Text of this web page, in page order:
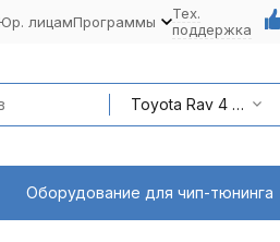
лицамПрограммы
Тех.
поддержка
Toyota Rav 4 (A40) 2012 - наст. время
Оборудование для чип-тюнинга